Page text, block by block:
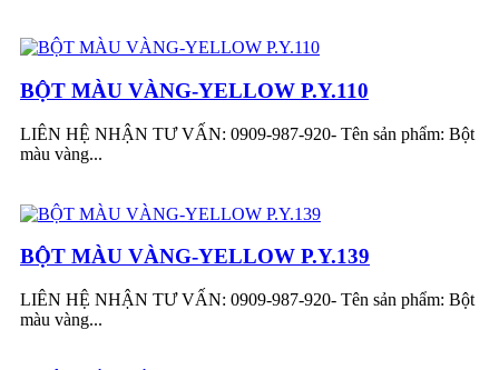
BỘT MÀU VÀNG-YELLOW P.Y.110
LIÊN HỆ NHẬN TƯ VẤN: 0909-987-920- Tên sản phẩm: Bột
màu vàng...
BỘT MÀU VÀNG-YELLOW P.Y.139
LIÊN HỆ NHẬN TƯ VẤN: 0909-987-920- Tên sản phẩm: Bột
màu vàng...